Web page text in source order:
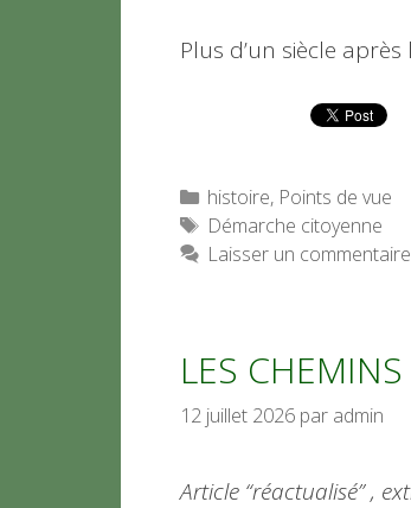
Plus d’un siècle
Catégories
histoire, Points de vue
Étiquettes
Démarche citoyenne
Laisser un commentaire
LES
12 juillet 2026 par admin
Article “réactualisé” ,